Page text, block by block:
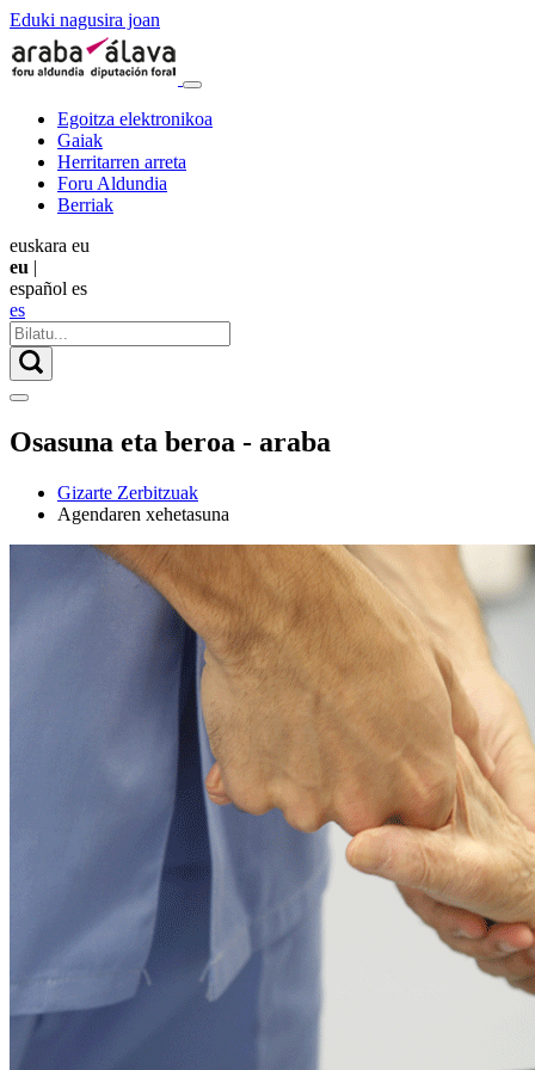
Eduki nagusira joan
Egoitza elektronikoa
Gaiak
Herritarren arreta
Foru Aldundia
Berriak
euskara eu
eu |
español es
es
Osasuna eta beroa - araba
Gizarte Zerbitzuak
Agendaren xehetasuna